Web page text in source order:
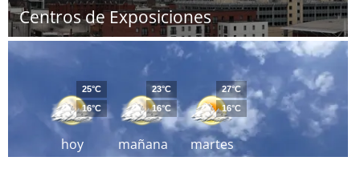
Centros de Exposiciones
hoy
25°C
16°C
mañana
23°C
16°C
martes
27°C
16°C